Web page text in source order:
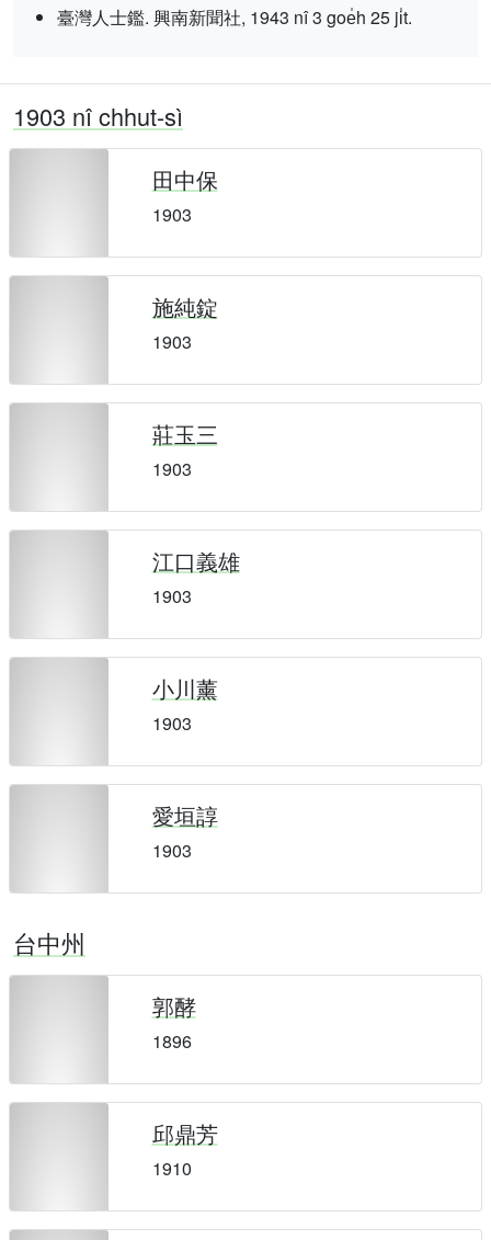
臺灣人士鑑. 興南新聞社, 1943 nî 3 goe̍h 25 ji̍t.
1903 nî chhut-sì
田中保
1903
施純錠
1903
莊玉三
1903
江口義雄
1903
小川薰
1903
愛垣諄
1903
台中州
郭酵
1896
邱鼎芳
1910